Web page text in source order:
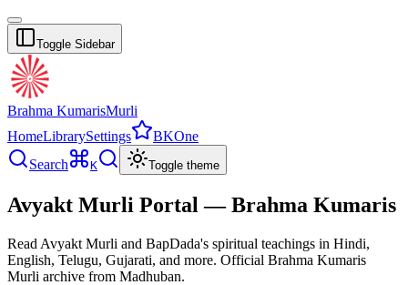
Toggle Sidebar
Brahma KumarisMurli
HomeLibrarySettings
BKOne
Search
K Toggle theme
Avyakt Murli Portal — Brahma Kumaris
Read Avyakt Murli and BapDada's spiritual teachings in Hindi,
English, Telugu, Gujarati, and more. Official Brahma Kumaris
Murli archive from Madhuban.